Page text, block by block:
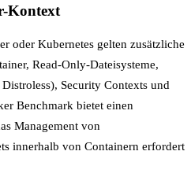
Kontext
oder Kubernetes gelten zusätzliche
Read-Only-Dateisysteme,
Security Contexts und
Benchmark bietet einen
Management von
innerhalb von Containern erfordert